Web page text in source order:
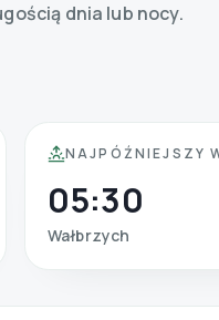
dnia lub nocy.
NAJPÓŹNIEJSZY
05:30
Wałbrzych